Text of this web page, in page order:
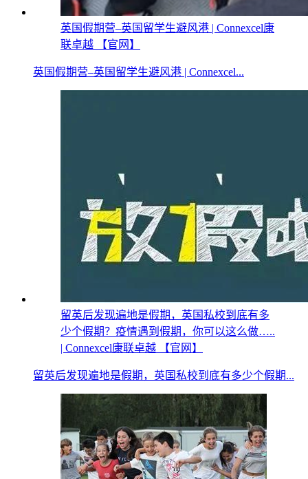
英国假期营–英国留学生避风港 | Connexcel康
联卓越 【官网】
英国假期营–英国留学生避风港 | Connexcel...
留英后发现遍地是假期，英国私校到底有多
少个假期？疫情遇到假期，你可以这么做…..
| Connexcel康联卓越 【官网】
留英后发现遍地是假期，英国私校到底有多少个假期...